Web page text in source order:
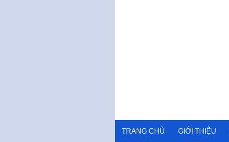
TRANG CHỦ GIỚI THIỆU